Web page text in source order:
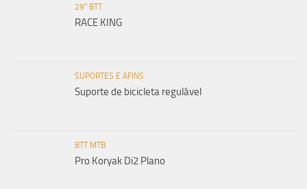
29" BTT
RACE KING
SUPORTES E AFINS
Suporte de bicicleta regulável
BTT MTB
Pro Koryak Di2 Plano